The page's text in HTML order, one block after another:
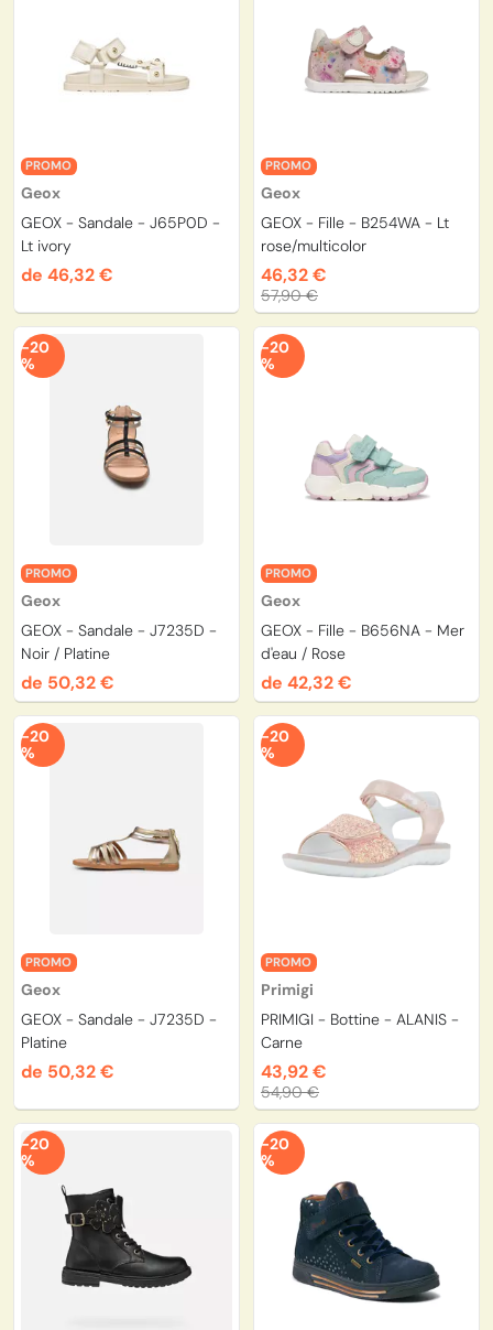
PROMO
Geox
GEOX - Sandale - J65P0D -
Lt ivory
de 46,32 €
PROMO
Geox
GEOX - Fille - B254WA - Lt
rose/multicolor
46,32 €
57,90 €
PROMO
Geox
GEOX - Sandale - J7235D -
Noir / Platine
de 50,32 €
-20
%
PROMO
Geox
GEOX - Fille - B656NA - Mer
d'eau / Rose
de 42,32 €
-20
%
PROMO
Geox
GEOX - Sandale - J7235D -
Platine
de 50,32 €
-20
%
PROMO
Primigi
PRIMIGI - Bottine - ALANIS -
Carne
43,92 €
54,90 €
-20
%
-20
%
-20
%